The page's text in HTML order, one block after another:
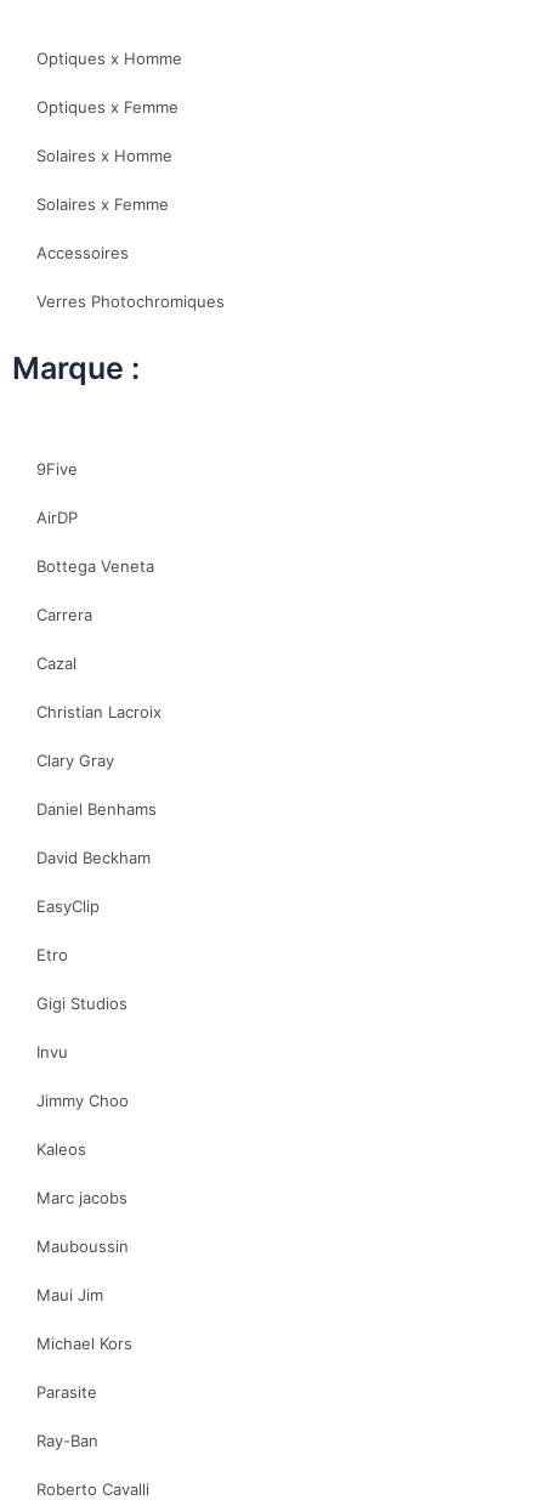
Optiques x Homme
Optiques x Femme
Solaires x Homme
Solaires x Femme
Accessoires
Verres Photochromiques
Marque :
9Five
AirDP
Bottega Veneta
Carrera
Cazal
Christian Lacroix
Clary Gray
Daniel Benhams
David Beckham
EasyClip
Etro
Gigi Studios
Invu
Jimmy Choo
Kaleos
Marc jacobs
Mauboussin
Maui Jim
Michael Kors
Parasite
Ray-Ban
Roberto Cavalli